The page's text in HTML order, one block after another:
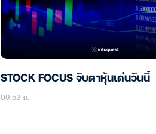
STOCK FOCUS จับตาหุ้นเด่นวันนี้
09:53 น.